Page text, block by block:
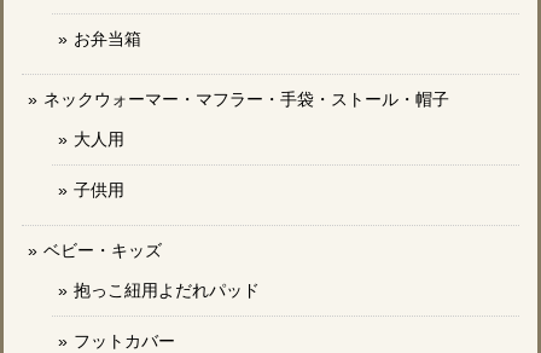
お弁当箱
ネックウォーマー・マフラー・手袋・ストール・帽子
大人用
子供用
ベビー・キッズ
抱っこ紐用よだれパッド
フットカバー